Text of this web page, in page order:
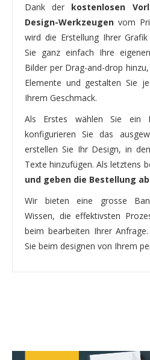
Dank der kostenlosen
Design-Werkzeugen vom
wird die Erstellung Ihrer
Sie ganz einfach Ihre
Bilder per Drag-and-drop
Elemente und gestalten Sie
Ihrem Geschmack.
Als Erstes wählen Sie ein
konfigurieren Sie das
erstellen Sie Ihr Design, in
Texte hinzufügen. Als letztens
und geben die Bestellung
Wir bieten eine grosse
Wissen, die effektivsten
beim bearbeiten Ihrer
Sie beim designen von Ihrem